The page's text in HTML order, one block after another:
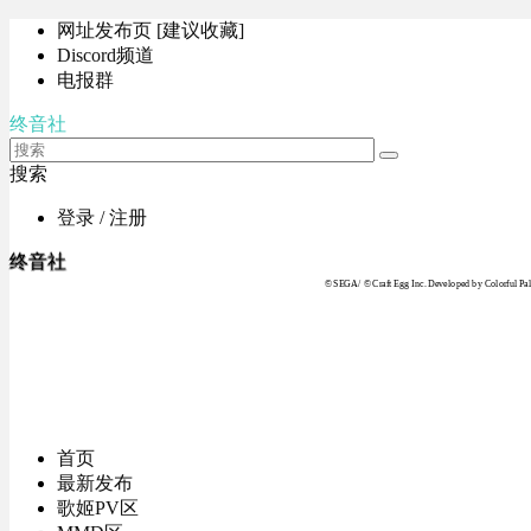
网址发布页 [建议收藏]
Discord频道
电报群
终音社
搜索
登录 / 注册
终音社
© SEGA / © Craft Egg Inc. Developed by Colorful
首页
最新发布
歌姬PV区